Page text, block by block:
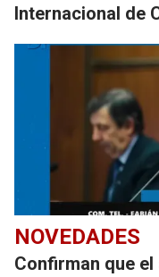
Internacional de
NOVEDADES
Confirman que